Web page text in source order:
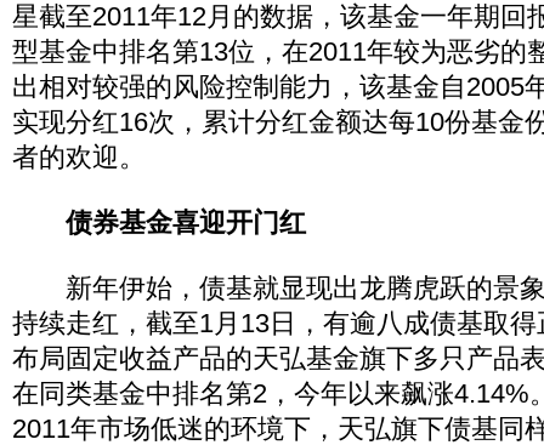
星截至2011年12月的数据，该基金一年期回
型基金中排名第13位，在2011年较为恶劣的
出相对较强的风险控制能力，该基金自2005
实现分红16次，累计分红金额达每10份基金
者的欢迎。
债券基金喜迎开门红
新年伊始，债基就显现出龙腾虎跃的景
持续走红，截至1月13日，有逾八成债基取
布局固定收益产品的天弘基金旗下多只产品
在同类基金中排名第2，今年以来飙涨4.14%
2011年市场低迷的环境下，天弘旗下债基同